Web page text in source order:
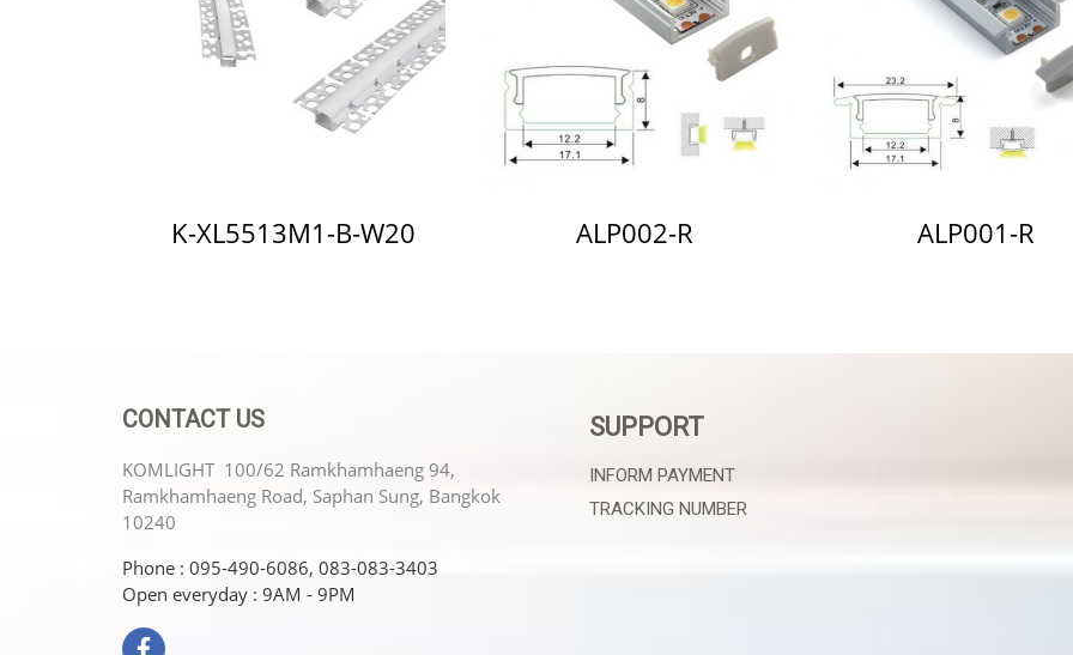
K-XL5513M1-B-W20 ALP002-R ALP001-R
CONTACT US
KOMLIGHT 100/62 Ramkhamhaeng 94,
Ramkhamhaeng Road, Saphan Sung, Bangkok
10240
Phone : 095-490-6086, 083-083-3403
Open everyday : 9AM - 9PM
SUPPORT
INFORM PAYMENT
TRACKING NUMBER